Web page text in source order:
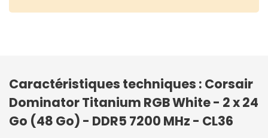
Caractéristiques techniques : Corsair
Dominator Titanium RGB White - 2 x 24
Go (48 Go) - DDR5 7200 MHz - CL36